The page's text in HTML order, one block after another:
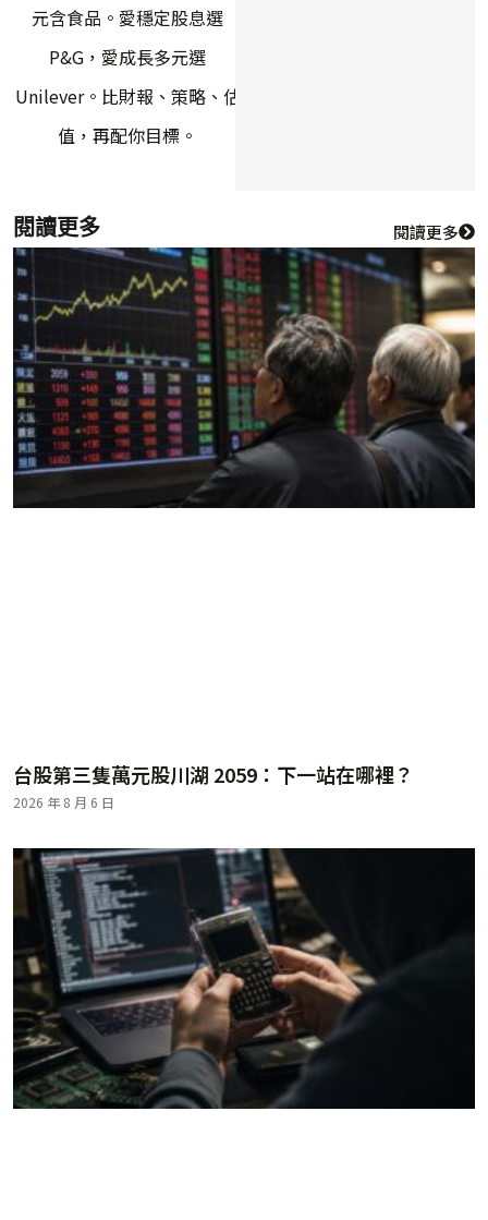
元含食品。愛穩定股息選
P&G，愛成長多元選
Unilever。比財報、策略、估
值，再配你目標。
閱讀更多 閱讀更多
台股第三隻萬元股川湖 2059：下一站在哪裡？
2026 年 8 月 6 日